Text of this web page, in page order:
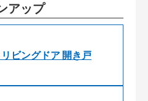
アップ
ビングドア 開き戸